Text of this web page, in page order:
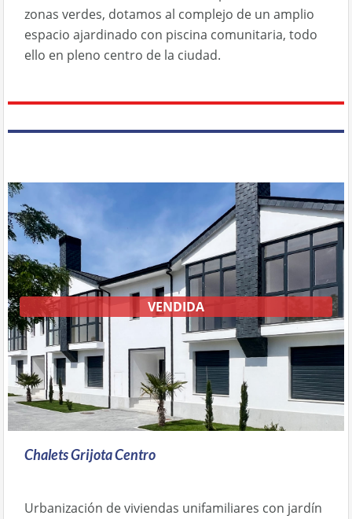
zonas verdes, dotamos al complejo de un amplio
espacio ajardinado con piscina comunitaria, todo
ello en pleno centro de la ciudad.
VENDIDA
Chalets Grijota Centro
Urbanización de viviendas unifamiliares con jardín